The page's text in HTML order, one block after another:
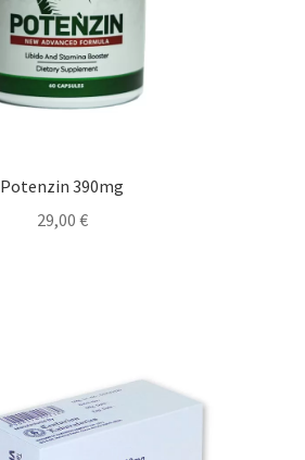
Potenzin 390mg
29,00 €